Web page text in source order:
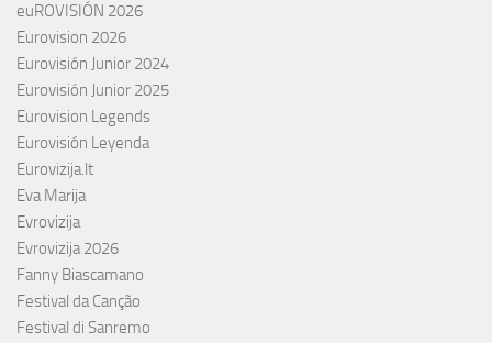
euROVISIÓN 2026
Eurovision 2026
Eurovisión Junior 2024
Eurovisión Junior 2025
Eurovision Legends
Eurovisión Leyenda
Eurovizija.lt
Eva Marija
Evrovizija
Evrovizija 2026
Fanny Biascamano
Festival da Canção
Festival di Sanremo